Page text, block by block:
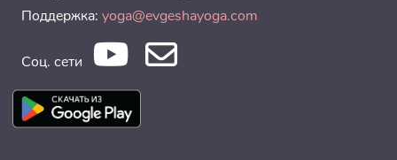
Поддержка: yoga@evgeshayoga.com
Соц. сети